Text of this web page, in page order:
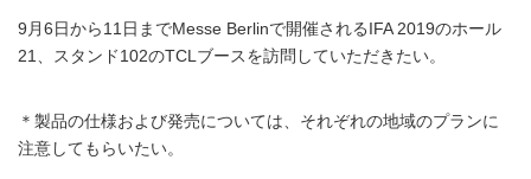
9月6日から11日までMesse Berlinで開催されるIFA 2019のホール
21、スタンド102のTCLブースを訪問していただきたい。
＊製品の仕様および発売については、それぞれの地域のプランに
注意してもらいたい。